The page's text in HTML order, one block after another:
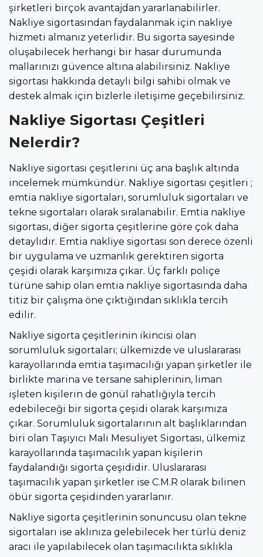
şirketleri birçok avantajdan yararlanabilirler.
Nakliye sigortasından faydalanmak için nakliye
hizmeti almanız yeterlidir. Bu sigorta sayesinde
oluşabilecek herhangi bir hasar durumunda
mallarınızı güvence altına alabilirsiniz. Nakliye
sigortası hakkında detaylı bilgi sahibi olmak ve
destek almak için bizlerle iletişime geçebilirsiniz.
Nakliye Sigortası Çeşitleri
Nelerdir?
Nakliye sigortası çeşitlerini üç ana başlık altında
incelemek mümkündür. Nakliye sigortası çeşitleri ;
emtia nakliye sigortaları, sorumluluk sigortaları ve
tekne sigortaları olarak sıralanabilir. Emtia nakliye
sigortası, diğer sigorta çeşitlerine göre çok daha
detaylıdır. Emtia nakliye sigortası son derece özenli
bir uygulama ve uzmanlık gerektiren sigorta
çeşidi olarak karşımıza çıkar. Üç farklı poliçe
türüne sahip olan emtia nakliye sigortasında daha
titiz bir çalışma öne çıktığından sıklıkla tercih
edilir.
Nakliye sigorta çeşitlerinin ikincisi olan
sorumluluk sigortaları; ülkemizde ve uluslararası
karayollarında emtia taşımacılığı yapan şirketler ile
birlikte marina ve tersane sahiplerinin, liman
işleten kişilerin de gönül rahatlığıyla tercih
edebileceği bir sigorta çeşidi olarak karşımıza
çıkar. Sorumluluk sigortalarının alt başlıklarından
biri olan Taşıyıcı Mali Mesuliyet Sigortası, ülkemiz
karayollarında taşımacılık yapan kişilerin
faydalandığı sigorta çeşididir. Uluslararası
taşımacılık yapan şirketler ise C.M.R olarak bilinen
öbür sigorta çeşidinden yararlanır.
Nakliye sigorta çeşitlerinin sonuncusu olan tekne
sigortaları ise aklınıza gelebilecek her türlü deniz
aracı ile yapılabilecek olan taşımacılıkta sıklıkla